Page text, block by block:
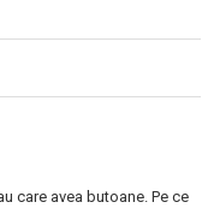
care avea butoane. Pe ce